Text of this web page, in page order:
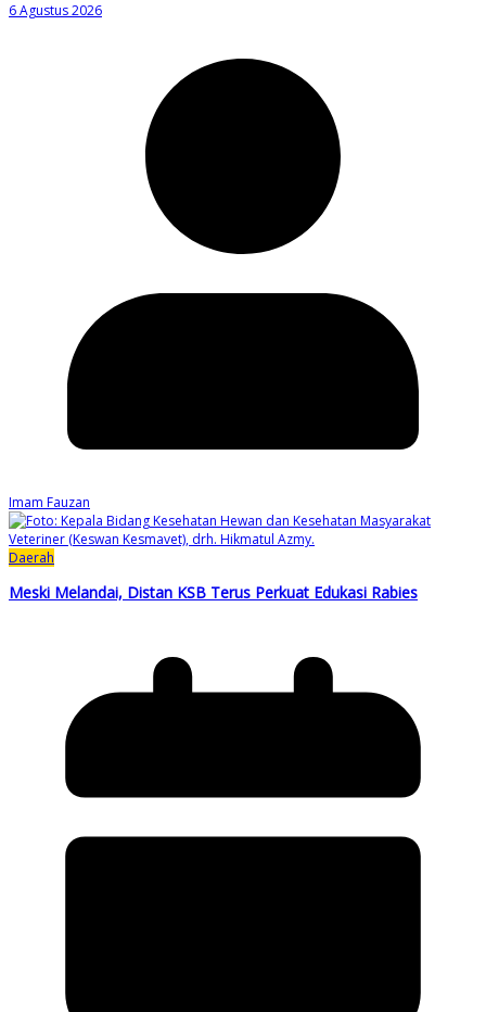
6 Agustus 2026
Imam Fauzan
Daerah
Meski Melandai, Distan KSB Terus Perkuat Edukasi Rabies